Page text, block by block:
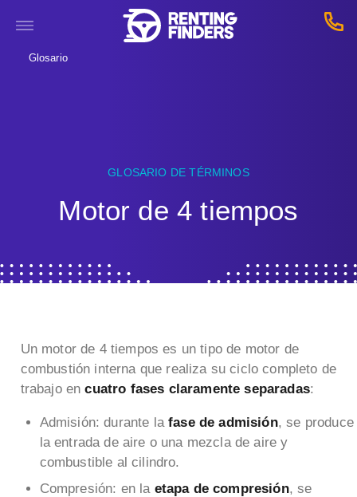
Glosario
GLOSARIO DE TÉRMINOS
Motor de 4 tiempos
Un motor de 4 tiempos es un tipo de motor de
combustión interna que realiza su ciclo completo de
trabajo en cuatro fases claramente separadas:
Admisión: durante lafase de admisión, se produce
la entrada de aire o una mezcla de aire y
combustible al cilindro.
Compresión: en la etapa de compresión, se